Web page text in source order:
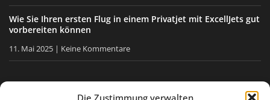
Die Zustimmung verwalten
Wie Sie Ihren ersten Flug in einem Privatjet mit ExcellJets gut
vorbereiten können
11. Mai 2025 Keine Kommentare
BLEIBEN SIE INFORMIERT